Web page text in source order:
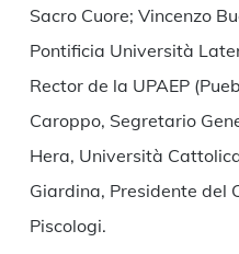
Sacro Cuore; Vincenzo
Pontificia Università
Rector de la UPAEP
Caroppo, Segretario
Hera, Università
Giardina, Presidente del
Piscologi.